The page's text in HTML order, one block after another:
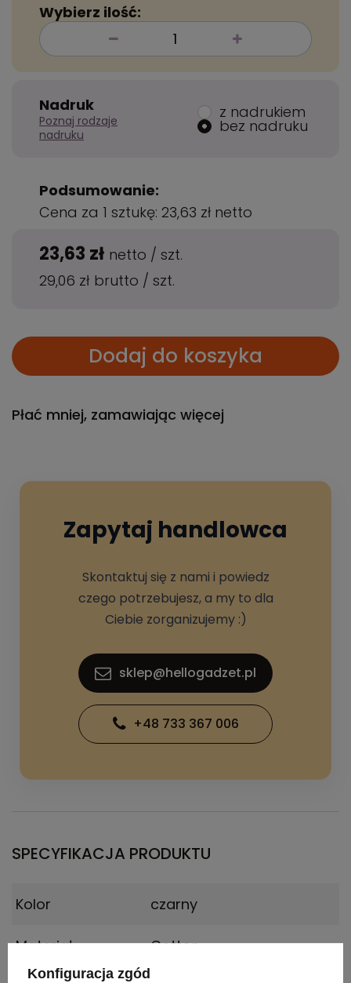
Wybierz ilość:
Nadruk
Poznaj rodzaje
nadruku
z nadrukiem
bez nadruku
Podsumowanie:
Cena za 1 sztukę: 23,63 zł netto
23,63 zł netto / szt.
29,06 zł brutto / szt.
Dodaj do koszyka
Płać mniej, zamawiając więcej
Zapytaj handlowca
Skontaktuj się z nami i powiedz
czego potrzebujesz, a my to dla
Ciebie zorganizujemy :)
sklep@hellogadzet.pl
+48 733 367 006
SPECYFIKACJA PRODUKTU
Kolor czarny
Materiał Cotton
Konfiguracja zgód